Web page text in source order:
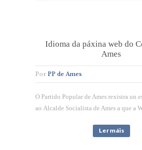
Idioma da páxina web do
Ames
Por PP de Ames
O Partido Popular de Ames rexistra un
ao Alcalde Socialista de Ames a que a
Ler máis